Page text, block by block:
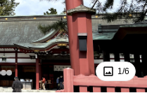
1/6